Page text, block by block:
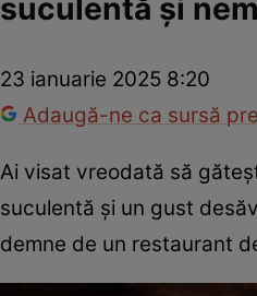
suculentă și
23 ianuarie 2025 8:20
Adaugă-ne ca sursă
Ai visat vreodată să
suculentă și un gust
demne de un restaurant